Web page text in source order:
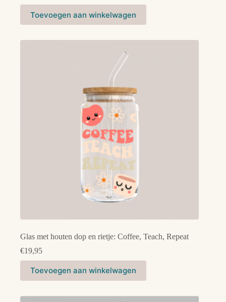
Toevoegen aan winkelwagen
Glas met houten dop en rietje: Coffee, Teach, Repeat
€19,95
Toevoegen aan winkelwagen